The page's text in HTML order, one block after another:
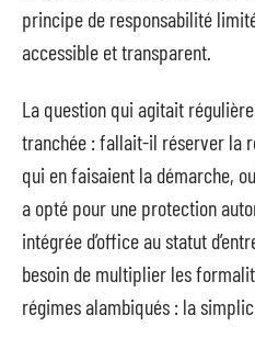
principe de responsabilité
accessible et transparent.
La question qui agitait
tranchée : fallait-il réserver la
qui en faisaient la démarche,
a opté pour une protection
intégrée d’office au statut
besoin de multiplier les
régimes alambiqués : la